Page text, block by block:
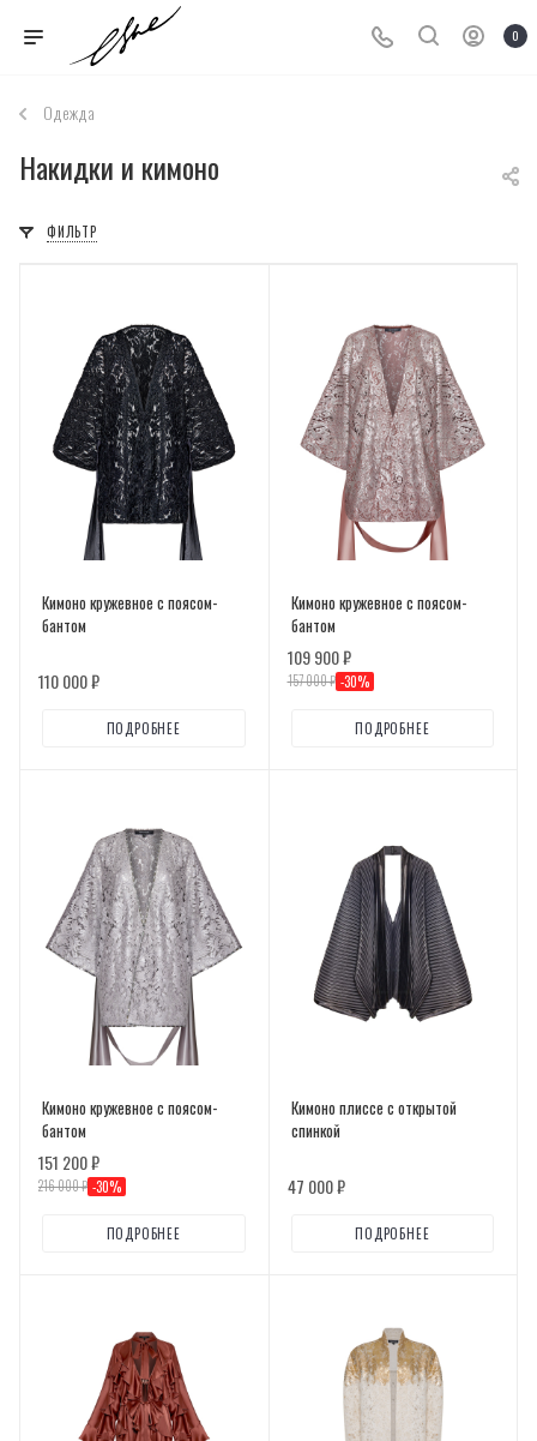
0
Одежда
Накидки и кимоно
ФИЛЬТР
Кимоно кружевное с поясом-
бантом
110 000 ₽
ПОДРОБНЕЕ
Кимоно кружевное с поясом-
бантом
109 900 ₽
157 000 ₽ -30%
ПОДРОБНЕЕ
Кимоно кружевное с поясом-
бантом
151 200 ₽
216 000 ₽ -30%
ПОДРОБНЕЕ
Кимоно плиссе с открытой
спинкой
47 000 ₽
ПОДРОБНЕЕ